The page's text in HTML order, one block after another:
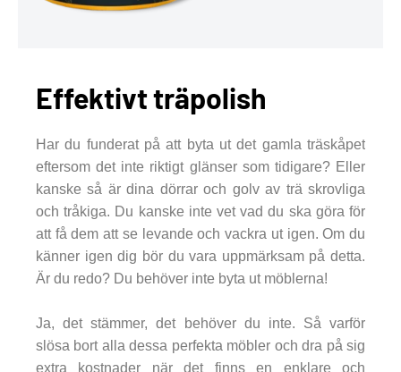
Effektivt träpolish
Har du funderat på att byta ut det gamla träskåpet
eftersom det inte riktigt glänser som tidigare? Eller
kanske så är dina dörrar och golv av trä skrovliga
och tråkiga. Du kanske inte vet vad du ska göra för
att få dem att se levande och vackra ut igen. Om du
känner igen dig bör du vara uppmärksam på detta.
Är du redo? Du behöver inte byta ut möblerna!
Ja, det stämmer, det behöver du inte. Så varför
slösa bort alla dessa perfekta möbler och dra på sig
extra kostnader när det finns en enklare och